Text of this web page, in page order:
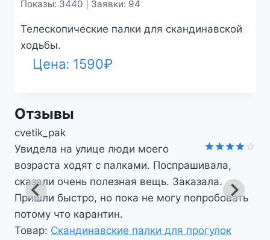
Показы: 3440 | Заявки: 94
Телескопические палки для скандинавской
ходьбы.
Цена: 1590₽
Отзывы
y_mitrofanovna
Оценка
из 5
Соседка посоветовала купить палки.
Удобно, занимают мало места, ходим вокруг
дома. Смогла подстроить под свой рост.
Товар: Скандинавские палки для прогулок